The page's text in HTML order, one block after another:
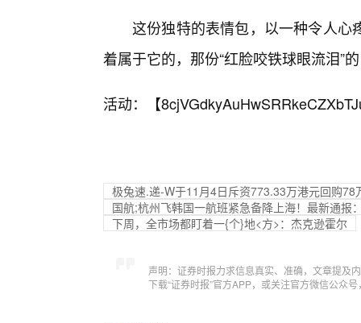
这份独特的表情包，以一种令人心
着属于它的，那份“红脸咬铁球眼流泪”
活动：【
极兔速.递-W于11月4日斥资773.33万港元回购78
国航;杭州飞韩国一航班紧急备降上海！最新通报
下周，全市场都盯着一{个}地<方>：杰克逊霍尔
声明：证券时报力求信息真实、准确，文章提及
下载“证券时报”官方APP，或关注官方微信公众